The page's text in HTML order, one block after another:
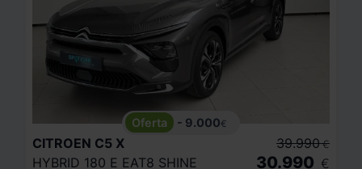
- 9.000€
CITROEN C5 X
HYBRID 180 E EAT8 SHINE
39.990 €
30.990 €